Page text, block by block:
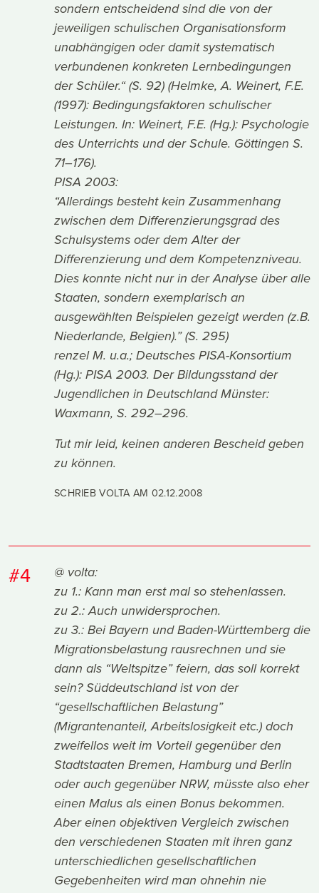
sondern entscheidend sind die von der
jeweiligen schulischen Organisationsform
unabhängigen oder damit systematisch
verbundenen konkreten Lernbedingungen
der Schüler.“ (S. 92) (Helmke, A. Weinert, F.E.
(1997): Bedingungsfaktoren schulischer
Leistungen. In: Weinert, F.E. (Hg.): Psychologie
des Unterrichts und der Schule. Göttingen S.
71–176).
PISA 2003:
“Allerdings besteht kein Zusammenhang
zwischen dem Differenzierungsgrad des
Schulsystems oder dem Alter der
Differenzierung und dem Kompetenzniveau.
Dies konnte nicht nur in der Analyse über alle
Staaten, sondern exemplarisch an
ausgewählten Beispielen gezeigt werden (z.B.
Niederlande, Belgien).” (S. 295)
renzel M. u.a.; Deutsches PISA-Konsortium
(Hg.): PISA 2003. Der Bildungsstand der
Jugendlichen in Deutschland Münster:
Waxmann, S. 292–296.
Tut mir leid, keinen anderen Bescheid geben
zu können.
SCHRIEB VOLTA AM 02.12.2008
#4
@ volta:
zu 1.: Kann man erst mal so stehenlassen.
zu 2.: Auch unwidersprochen.
zu 3.: Bei Bayern und Baden-Württemberg die
Migrationsbelastung rausrechnen und sie
dann als “Weltspitze” feiern, das soll korrekt
sein? Süddeutschland ist von der
“gesellschaftlichen Belastung”
(Migrantenanteil, Arbeitslosigkeit etc.) doch
zweifellos weit im Vorteil gegenüber den
Stadtstaaten Bremen, Hamburg und Berlin
oder auch gegenüber NRW, müsste also eher
einen Malus als einen Bonus bekommen.
Aber einen objektiven Vergleich zwischen
den verschiedenen Staaten mit ihren ganz
unterschiedlichen gesellschaftlichen
Gegebenheiten wird man ohnehin nie